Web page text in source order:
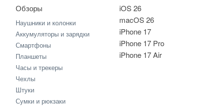
iOS 26
macOS 26
iPhone 17
iPhone 17 Pro
iPhone 17 Air
Обзоры
Наушники и колонки
Аккумуляторы и зарядки
Смартфоны
Планшеты
Часы и трекеры
Чехлы
Штуки
Сумки и рюкзаки